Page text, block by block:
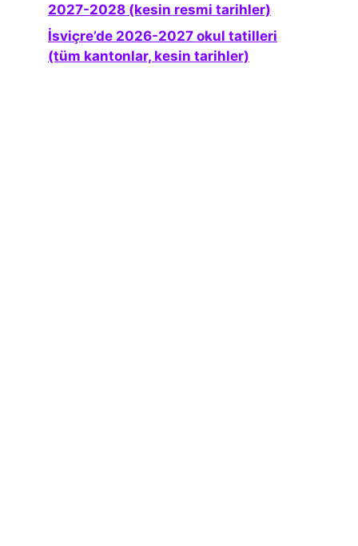
2027-2028 (kesin resmi tarihler)
İsviçre’de 2026-2027 okul tatilleri
(tüm kantonlar, kesin tarihler)